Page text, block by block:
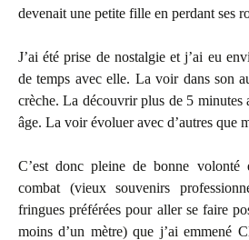
devenait une petite fille en perdant ses
J’ai été prise de nostalgie et j’ai eu
de temps avec elle. La voir dans son
crèche. La découvrir plus de 5 minutes
âge. La voir évoluer avec d’autres que
C’est donc pleine de bonne volonté
combat (vieux souvenirs
fringues préférées pour aller se faire
moins d’un mètre) que j’ai emmené